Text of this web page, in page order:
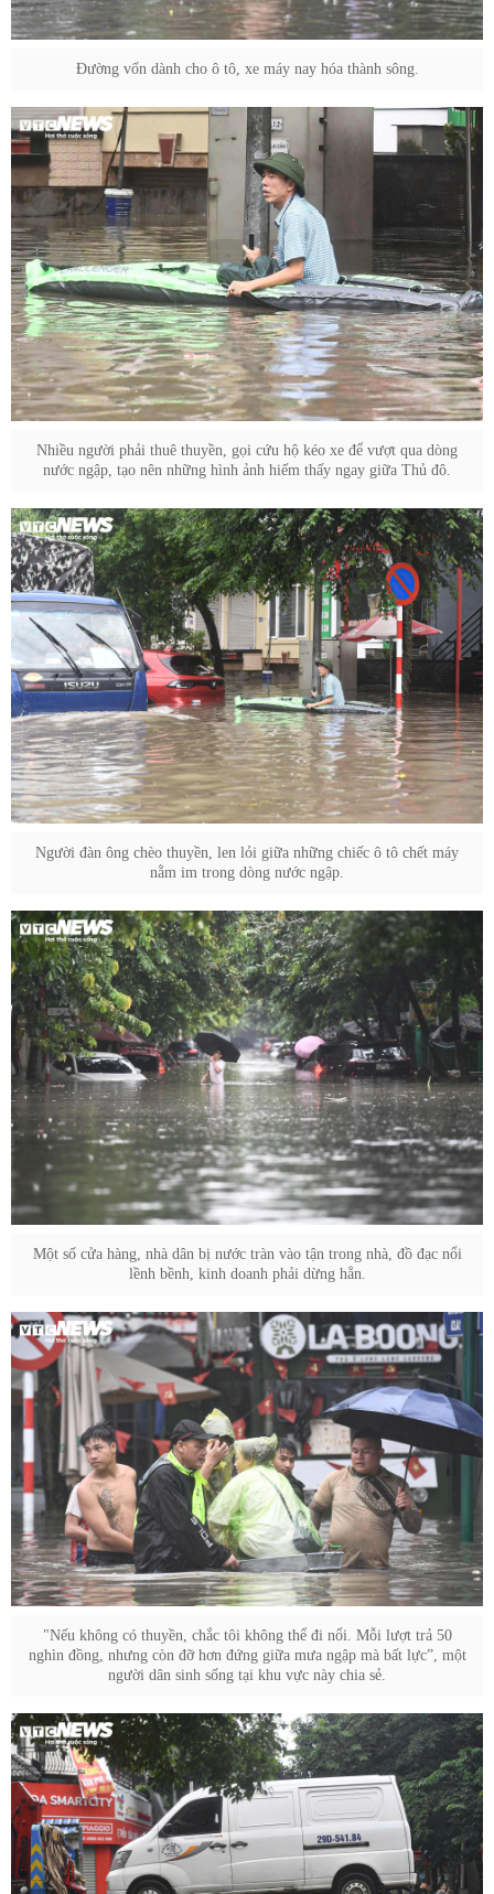
Đường vốn dành cho ô tô, xe máy nay hóa thành sông.
Nhiều người phải thuê thuyền, gọi cứu hộ kéo xe để vượt qua dòng
nước ngập, tạo nên những hình ảnh hiếm thấy ngay giữa Thủ đô.
Người đàn ông chèo thuyền, len lỏi giữa những chiếc ô tô chết máy
nằm im trong dòng nước ngập.
Một số cửa hàng, nhà dân bị nước tràn vào tận trong nhà, đồ đạc nổi
lềnh bềnh, kinh doanh phải dừng hẳn.
"Nếu không có thuyền, chắc tôi không thể đi nổi. Mỗi lượt trả 50
nghìn đồng, nhưng còn đỡ hơn đứng giữa mưa ngập mà bất lực”, một
người dân sinh sống tại khu vực này chia sẻ.